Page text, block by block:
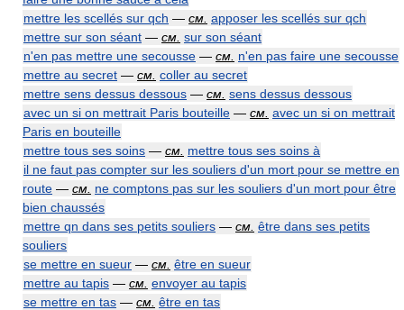
mettre les scellés sur qch — см. apposer les scellés sur qch
mettre sur son séant — см. sur son séant
n'en pas mettre une secousse — см. n'en pas faire une secousse
mettre au secret — см. coller au secret
mettre sens dessus dessous — см. sens dessus dessous
avec un si on mettrait Paris bouteille — см. avec un si on mettrait
Paris en bouteille
mettre tous ses soins — см. mettre tous ses soins à
il ne faut pas compter sur les souliers d'un mort pour se mettre en
route — см. ne comptons pas sur les souliers d'un mort pour être
bien chaussés
mettre qn dans ses petits souliers — см. être dans ses petits
souliers
se mettre en sueur — см. être en sueur
mettre au tapis — см. envoyer au tapis
se mettre en tas — см. être en tas